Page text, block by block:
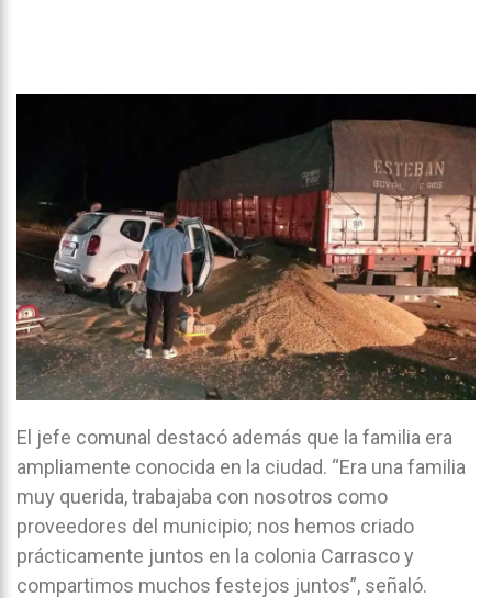
El jefe comunal destacó además que la familia era
ampliamente conocida en la ciudad. “Era una familia
muy querida, trabajaba con nosotros como
proveedores del municipio; nos hemos criado
prácticamente juntos en la colonia Carrasco y
compartimos muchos festejos juntos”, señaló.